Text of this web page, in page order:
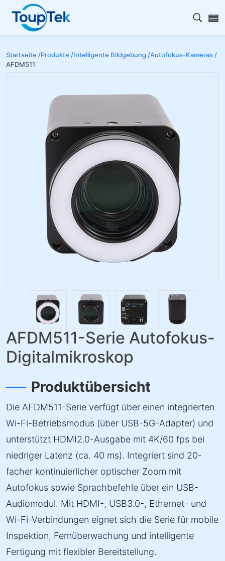
Open
Startseite /Produkte /Intelligente Bildgebung /Autofokus-Kameras /
AFDM511
AFDM511-Serie Autofokus-
Digitalmikroskop
Produktübersicht
Die AFDM511-Serie verfügt über einen integrierten
Wi-Fi-Betriebsmodus (über USB-5G-Adapter) und
unterstützt HDMI2.0-Ausgabe mit 4K/60 fps bei
niedriger Latenz (ca. 40 ms). Integriert sind 20-
facher kontinuierlicher optischer Zoom mit
Autofokus sowie Sprachbefehle über ein USB-
Audiomodul. Mit HDMI-, USB3.0-, Ethernet- und
Wi-Fi-Verbindungen eignet sich die Serie für mobile
Inspektion, Fernüberwachung und intelligente
Fertigung mit flexibler Bereitstellung.